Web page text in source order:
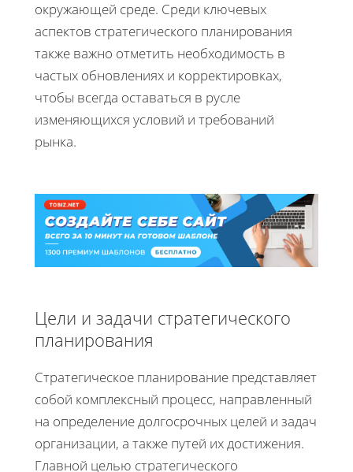
окружающей среде. Среди ключевых
аспектов стратегического планирования
также важно отметить необходимость в
частых обновлениях и корректировках,
чтобы всегда оставаться в русле
изменяющихся условий и требований
рынка.
Цели и задачи стратегического
планирования
Стратегическое планирование представляет
собой комплексный процесс, направленный
на определение долгосрочных целей и задач
организации, а также путей их достижения.
Главной целью стратегического